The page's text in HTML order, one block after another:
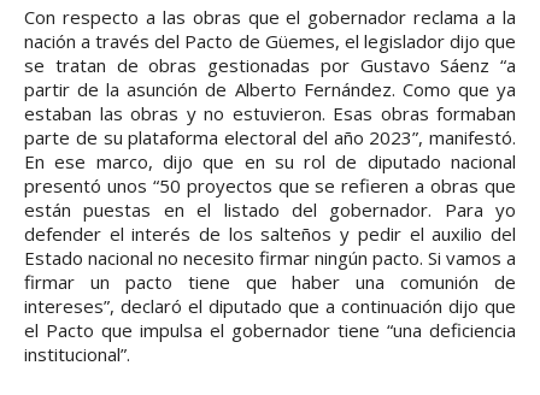
Con respecto a las obras que el gobernador reclama a la
nación a través del Pacto de Güemes, el legislador dijo que
se tratan de obras gestionadas por Gustavo Sáenz “a
partir de la asunción de Alberto Fernández. Como que ya
estaban las obras y no estuvieron. Esas obras formaban
parte de su plataforma electoral del año 2023”, manifestó.
En ese marco, dijo que en su rol de diputado nacional
presentó unos “50 proyectos que se refieren a obras que
están puestas en el listado del gobernador. Para yo
defender el interés de los salteños y pedir el auxilio del
Estado nacional no necesito firmar ningún pacto. Si vamos a
firmar un pacto tiene que haber una comunión de
intereses”, declaró el diputado que a continuación dijo que
el Pacto que impulsa el gobernador tiene “una deficiencia
institucional”.